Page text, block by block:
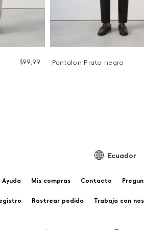
$99 99 Pantalon Prato negro
Ecuador
Ayuda Mis compras Contacto
Rastrear pedido Trabaja con